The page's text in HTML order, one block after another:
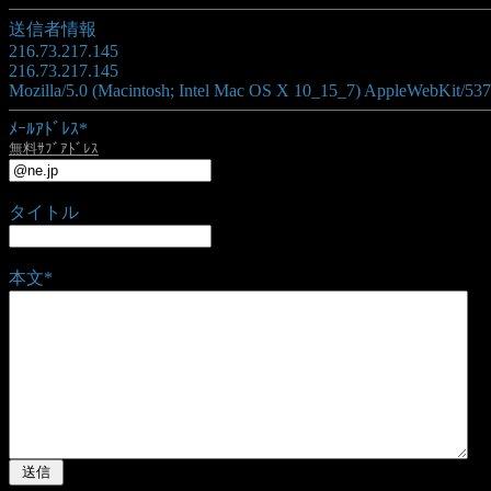
送信者情報
216.73.217.145
216.73.217.145
Mozilla/5.0 (Macintosh; Intel Mac OS X 10_15_7) AppleWebKit/
ﾒｰﾙｱﾄﾞﾚｽ*
無料ｻﾌﾞｱﾄﾞﾚｽ
タイトル
本文*